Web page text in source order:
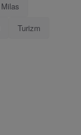
Milas
Turizm